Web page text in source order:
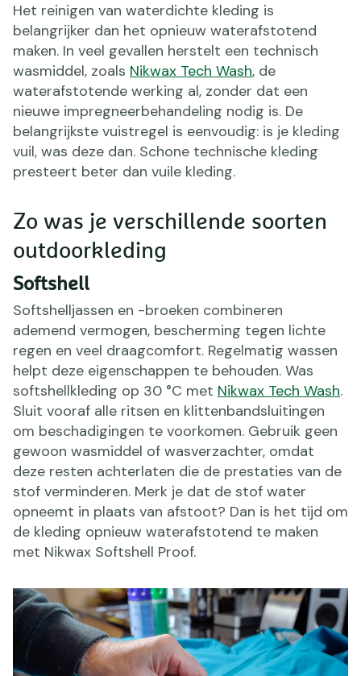
Het reinigen van waterdichte kleding is
belangrijker dan het opnieuw waterafstotend
maken. In veel gevallen herstelt een technisch
wasmiddel, zoals Nikwax Tech Wash, de
waterafstotende werking al, zonder dat een
nieuwe impregneerbehandeling nodig is. De
belangrijkste vuistregel is eenvoudig: is je kleding
vuil, was deze dan. Schone technische kleding
presteert beter dan vuile kleding.
Zo was je verschillende soorten
outdoorkleding
Softshell
Softshelljassen en -broeken combineren
ademend vermogen, bescherming tegen lichte
regen en veel draagcomfort. Regelmatig wassen
helpt deze eigenschappen te behouden. Was
softshellkleding op 30 °C met Nikwax Tech Wash.
Sluit vooraf alle ritsen en klittenbandsluitingen
om beschadigingen te voorkomen. Gebruik geen
gewoon wasmiddel of wasverzachter, omdat
deze resten achterlaten die de prestaties van de
stof verminderen. Merk je dat de stof water
opneemt in plaats van afstoot? Dan is het tijd om
de kleding opnieuw waterafstotend te maken
met Nikwax Softshell Proof.